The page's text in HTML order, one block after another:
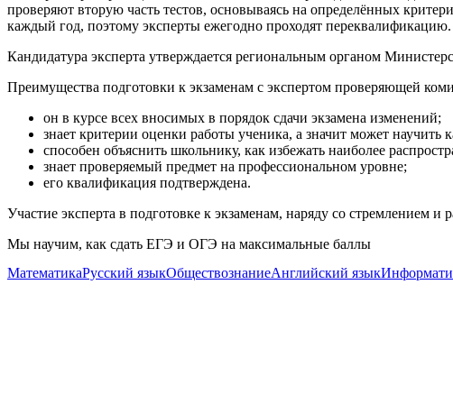
проверяют вторую часть тестов, основываясь на определённых
каждый год, поэтому эксперты ежегодно проходят переквалификацию.
Кандидатура эксперта утверждается региональным органом
Преимущества подготовки к экзаменам с экспертом проверяющей
он в курсе всех вносимых в порядок сдачи экзамена изменений;
знает критерии оценки работы ученика, а значит может
способен объяснить школьнику, как избежать наиболее
знает проверяемый предмет на профессиональном уровне;
его квалификация подтверждена.
Участие эксперта в подготовке к экзаменам, наряду со стремлением
Мы научим, как сдать ЕГЭ и ОГЭ на максимальные баллы
МатематикаРусский языкОбществознаниеАнглийский язык